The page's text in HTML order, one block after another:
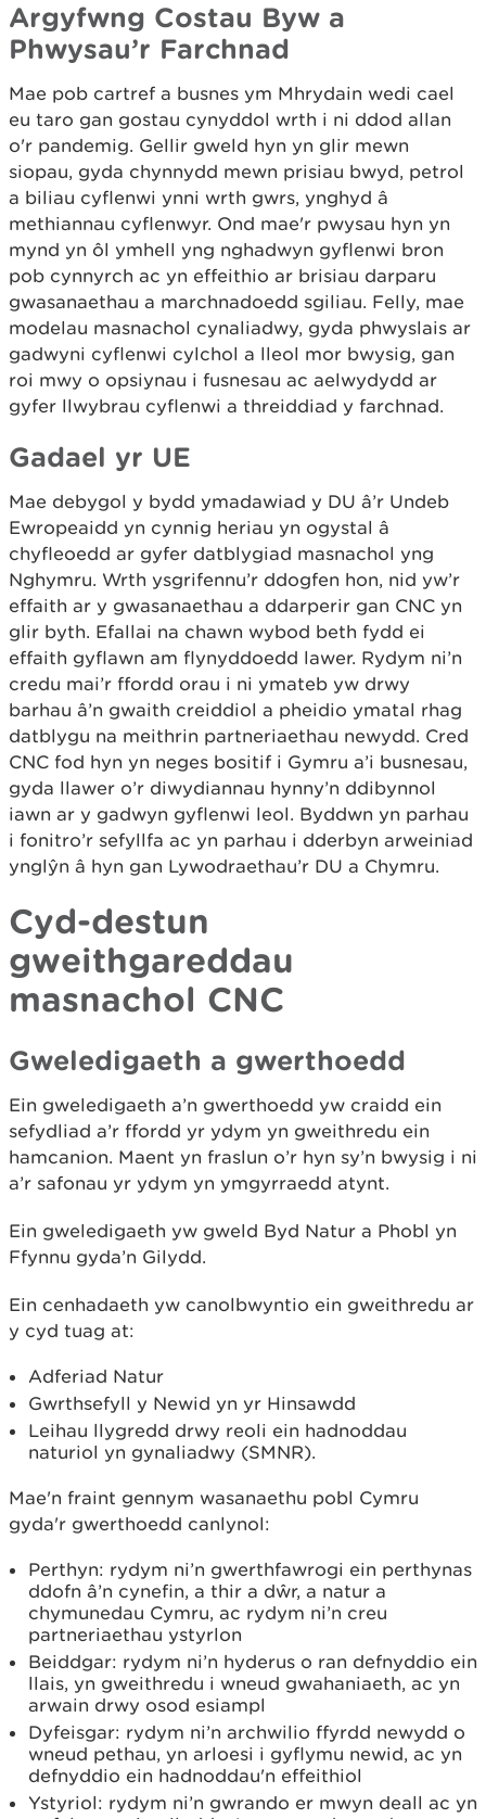
Argyfwng Costau Byw a
Phwysau’r Farchnad
Mae pob cartref a busnes ym Mhrydain wedi cael
eu taro gan gostau cynyddol wrth i ni ddod allan
o'r pandemig. Gellir gweld hyn yn glir mewn
siopau, gyda chynnydd mewn prisiau bwyd, petrol
a biliau cyflenwi ynni wrth gwrs, ynghyd â
methiannau cyflenwyr. Ond mae'r pwysau hyn yn
mynd yn ôl ymhell yng nghadwyn gyflenwi bron
pob cynnyrch ac yn effeithio ar brisiau darparu
gwasanaethau a marchnadoedd sgiliau. Felly, mae
modelau masnachol cynaliadwy, gyda phwyslais ar
gadwyni cyflenwi cylchol a lleol mor bwysig, gan
roi mwy o opsiynau i fusnesau ac aelwydydd ar
gyfer llwybrau cyflenwi a threiddiad y farchnad.
Gadael yr UE
Mae debygol y bydd ymadawiad y DU â’r Undeb
Ewropeaidd yn cynnig heriau yn ogystal â
chyfleoedd ar gyfer datblygiad masnachol yng
Nghymru. Wrth ysgrifennu’r ddogfen hon, nid yw’r
effaith ar y gwasanaethau a ddarperir gan CNC yn
glir byth. Efallai na chawn wybod beth fydd ei
effaith gyflawn am flynyddoedd lawer. Rydym ni’n
credu mai’r ffordd orau i ni ymateb yw drwy
barhau â’n gwaith creiddiol a pheidio ymatal rhag
datblygu na meithrin partneriaethau newydd. Cred
CNC fod hyn yn neges bositif i Gymru a’i busnesau,
gyda llawer o’r diwydiannau hynny’n ddibynnol
iawn ar y gadwyn gyflenwi leol. Byddwn yn parhau
i fonitro’r sefyllfa ac yn parhau i dderbyn arweiniad
ynglŷn â hyn gan Lywodraethau’r DU a Chymru.
Cyd-destun
gweithgareddau
masnachol CNC
Gweledigaeth a gwerthoedd
Ein gweledigaeth a’n gwerthoedd yw craidd ein
sefydliad a’r ffordd yr ydym yn gweithredu ein
hamcanion. Maent yn fraslun o’r hyn sy’n bwysig i ni
a’r safonau yr ydym yn ymgyrraedd atynt.
Ein gweledigaeth yw gweld Byd Natur a Phobl yn
Ffynnu gyda’n Gilydd.
Ein cenhadaeth yw canolbwyntio ein gweithredu ar
y cyd tuag at:
Adferiad Natur
Gwrthsefyll y Newid yn yr Hinsawdd
Leihau llygredd drwy reoli ein hadnoddau
naturiol yn gynaliadwy (SMNR).
Mae'n fraint gennym wasanaethu pobl Cymru
gyda'r gwerthoedd canlynol:
Perthyn: rydym ni’n gwerthfawrogi ein perthynas
ddofn â’n cynefin, a thir a dŵr, a natur a
chymunedau Cymru, ac rydym ni’n creu
partneriaethau ystyrlon
Beiddgar: rydym ni’n hyderus o ran defnyddio ein
llais, yn gweithredu i wneud gwahaniaeth, ac yn
arwain drwy osod esiampl
Dyfeisgar: rydym ni’n archwilio ffyrdd newydd o
wneud pethau, yn arloesi i gyflymu newid, ac yn
defnyddio ein hadnoddau'n effeithiol
Ystyriol: rydym ni’n gwrando er mwyn deall ac yn